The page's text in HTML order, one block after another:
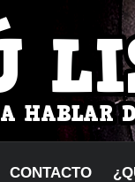
CONTACTO